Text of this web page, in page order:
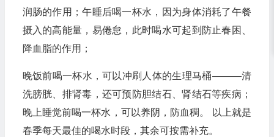
润肠的作用；午睡后喝一杯水，因为身体消耗了午餐
摄入的高能量，易倦怠，此时喝水可起到防止春困、
降血脂的作用；
晚饭前喝一杯水，可以冲刷人体的生理马桶———清
洗膀胱、排肾毒，还可预防胆结石、肾结石等疾病；
晚上睡觉前喝一杯水，可以养阴，防血稠。 以上就是
春季每天最佳的喝水时段，其余可按需补充。